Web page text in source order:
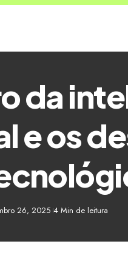
da
e os
26, 2025 4 Min de leitura